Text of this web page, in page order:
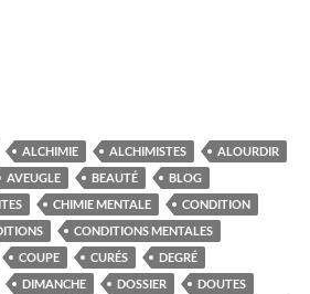
ALCHIMIE ALCHIMISTES
ALOURDIR
AVEUGLE BEAUTÉ
BLOG
CHIMIE MENTALE
CONDITION
CONDITIONS MENTALES
COUPE CURÉS
DEGRÉ
DIMANCHE DOSSIER
DOUTES